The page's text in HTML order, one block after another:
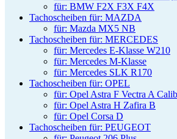
für: BMW F2X F3X F4X
Tachoscheiben für: MAZDA
für: Mazda MX5 NB
Tachoscheiben für: MERCEDES
für: Mercedes E-Klasse W210
für: Mercedes M-Klasse
für: Mercedes SLK R170
Tachoscheiben für: OPEL
für: Opel Astra F Vectra A
für: Opel Astra H Zafira B
für: Opel Corsa D
Tachoscheiben für: PEUGEOT